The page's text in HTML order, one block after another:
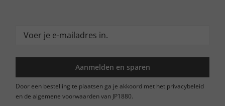
Aanmelden en sparen
Door een bestelling te plaatsen ga je akkoord met het privacybeleid
en de algemene voorwaarden van JP1880.